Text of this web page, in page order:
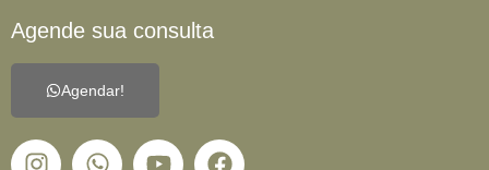
Agende sua consulta
Agendar!